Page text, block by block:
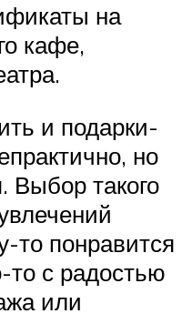
на
кафе,
и подарки-
но
Выбор такого
то понравится
то с радостью
или